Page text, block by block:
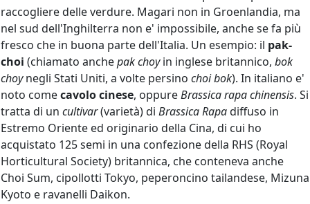
raccogliere delle verdure. Magari non in Groenlandia, ma
nel sud dell'Inghilterra non e' impossibile, anche se fa più
fresco che in buona parte dell'Italia. Un esempio: il pak-
choi (chiamato anchepak choyin inglese britannico, bok
choynegli Stati Uniti, a volte persino choi bok). In italiano e'
noto comecavolo cinese, oppureBrassica rapa chinensis. Si
tratta di un cultivar(varietà) di Brassica Rapadiffuso in
Estremo Oriente ed originario della Cina, di cui ho
acquistato 125 semi in una confezione della RHS (Royal
Horticultural Society) britannica, che conteneva anche
Choi Sum, cipollotti Tokyo, peperoncino tailandese, Mizuna
Kyoto e ravanelli Daikon.